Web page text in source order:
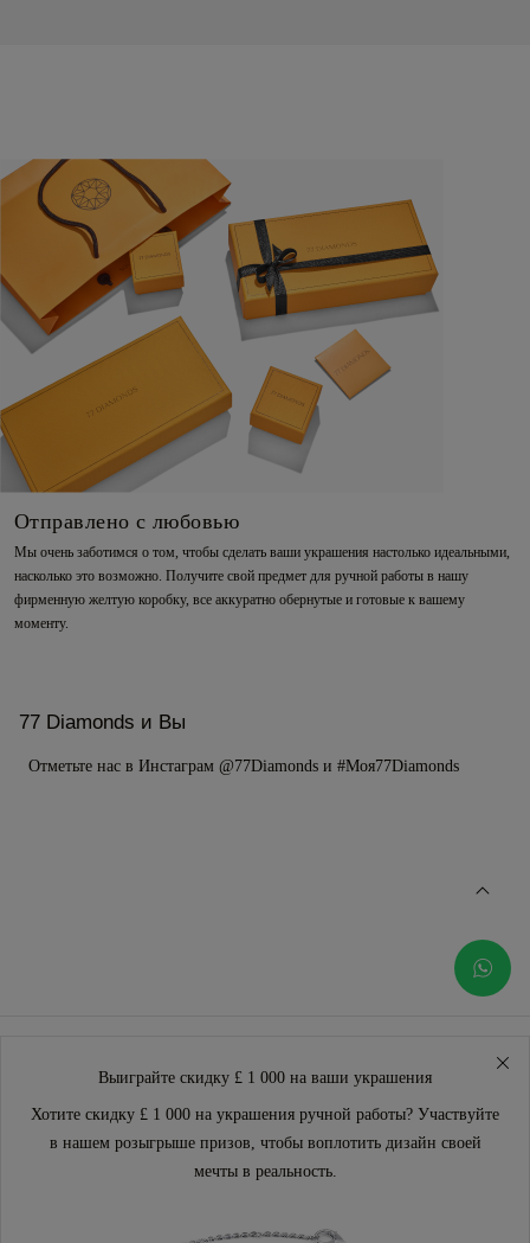
Отправлено с любовью
Мы очень заботимся о том, чтобы сделать ваши украшения настолько идеальными,
насколько это возможно. Получите свой предмет для ручной работы в нашу
фирменную желтую коробку, все аккуратно обернутые и готовые к вашему
моменту.
77 Diamonds и Вы
Отметьте нас в Инстаграм @77Diamonds и #Моя77Diamonds
Выиграйте скидку £ 1 000 на ваши украшения
Хотите скидку £ 1 000 на украшения ручной работы? Участвуйте
в нашем розыгрыше призов, чтобы воплотить дизайн своей
мечты в реальность.